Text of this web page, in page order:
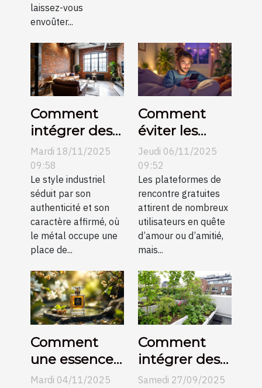
laissez-vous
envoûter...
Comment
intégrer des
éléments
métalliques
dans un salon
industriel ?
Mardi 18/11/2025
09:58
Le style industriel
séduit par son
authenticité et son
caractère affirmé, où
le métal occupe une
place de...
Comment
éviter les
pièges des
plateformes
de rencontre
gratuites ?
Jeudi 06/11/2025
09:52
Les plateformes de
rencontre gratuites
attirent de nombreux
utilisateurs en quête
d’amour ou d’amitié,
mais...
Comment
une essence
orientale
Mardi 04/11/2025
Comment
intégrer des
éléments
Samedi 27/09/2025